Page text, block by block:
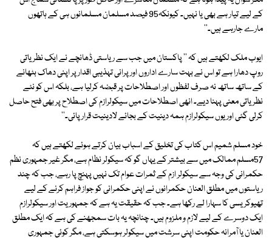
کے لیے تیار ہے بھی یا نہیں۔ کیونکہ95 فیصد مسلمان مسلمانوں ہی کے ہاتھوں
مارے جارہے ہیں۔''
ایوب ملک لکھتے ہیں کہ '' پاکستان میں جب سے ریاستی ڈھانچے نے ایک نظریاتی
روپ دھارا ہے تو اس نے بہت سارے اداروں اور پرانی تہذیبی اقدار پر اپنی دھاک بٹھانے
کے ساتھ ساتھ نہ صرف لفظوں اور اصطلاحات پر قبضہ کرلیا ہے، بلکہ اس کو نئے
نظریاتی معنی پہنا دیے۔ انھی اصطلاحات میں سیکولرازم کی اصطلاح پر بھی فتح حاصل
کرلی گئی اور یوں سیکولرازم ہمہ دینیت کے بجائے لادینیت قرار پائی۔''
خود مسلم شمیم اس کتاب کی تخلیق کے اسباب بیان کرتے ہوئے لکھتے ہیں کہ
57مسلم ممالک میں سے بیشتر کے یہاں گو کہ سیکولر نظام ہے، مگر غیر جمہوری نظم
حکمرانی کی وجہ سے سیکولر ازم کے ثمرات عوام تک نہیں پہنچ پا رہے، جب کہ چند
ریاستوں میں مطلق العنان حکمرانوں نے اپنی حکمرانی کو جواز فراہم کرنے کے لیے
تھیوکریسی کا سہارا لے رکھا ہے۔ جب کہ حقیقت یہ ہے کہ جمہوریت اور سیکولرازم
ایک دوسرے کے لیے لازم و ملزوم ہیں۔ چنانچہ یہ بات سمجھنے کی ہے کہ ایک مطلق
العنان یا آمرانہ حکومت اپنی سرشت میں سیکولر ہوسکتی ہے، مگر کوئی جمہوری